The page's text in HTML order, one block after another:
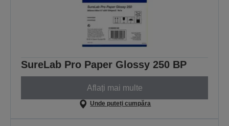
SureLab Pro Paper Glossy 250 BP
Aflați mai multe
Unde puteți cumpăra